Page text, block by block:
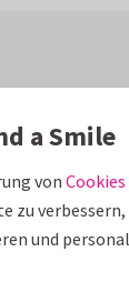
a Smile
von Cookies
zu
und